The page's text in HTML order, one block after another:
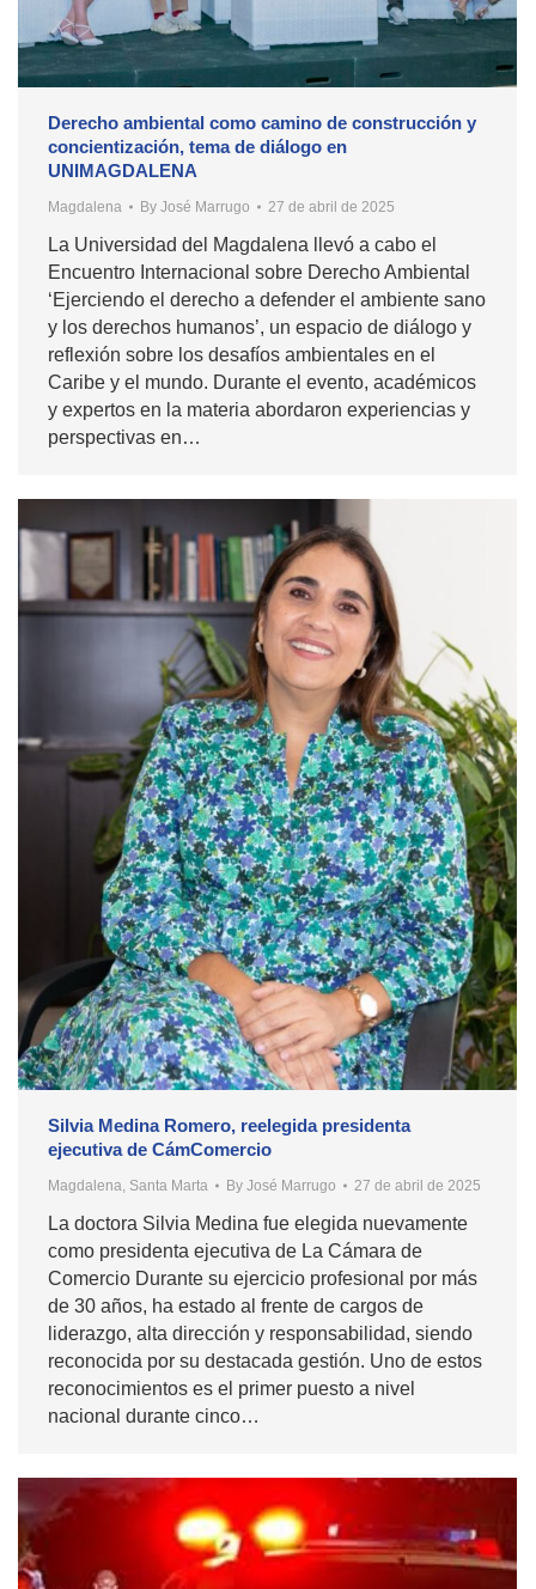
Derecho ambiental como camino de construcción y
concientización, tema de diálogo en
UNIMAGDALENA
Magdalena By José Marrugo 27 de abril de 2025
La Universidad del Magdalena llevó a cabo el
Encuentro Internacional sobre Derecho Ambiental
‘Ejerciendo el derecho a defender el ambiente sano
y los derechos humanos’, un espacio de diálogo y
reflexión sobre los desafíos ambientales en el
Caribe y el mundo. Durante el evento, académicos
y expertos en la materia abordaron experiencias y
perspectivas en…
Silvia Medina Romero, reelegida presidenta
ejecutiva de CámComercio
Magdalena Santa Marta By José Marrugo 27 de abril de 2025
La doctora Silvia Medina fue elegida nuevamente
como presidenta ejecutiva de La Cámara de
Comercio Durante su ejercicio profesional por más
de 30 años, ha estado al frente de cargos de
liderazgo, alta dirección y responsabilidad, siendo
reconocida por su destacada gestión. Uno de estos
reconocimientos es el primer puesto a nivel
nacional durante cinco…